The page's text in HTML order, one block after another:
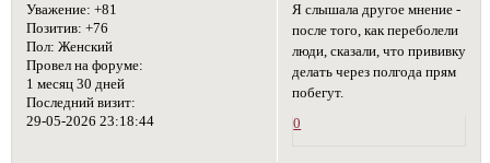
Уважение: +81
Позитив: +76
Пол: Женский
Провел на форуме:
1 месяц 30 дней
Последний визит:
29-05-2026 23:18:44
Я слышала другое мнение -
после того, как переболели
люди, сказали, что прививку
делать через полгода прям
побегут.
0